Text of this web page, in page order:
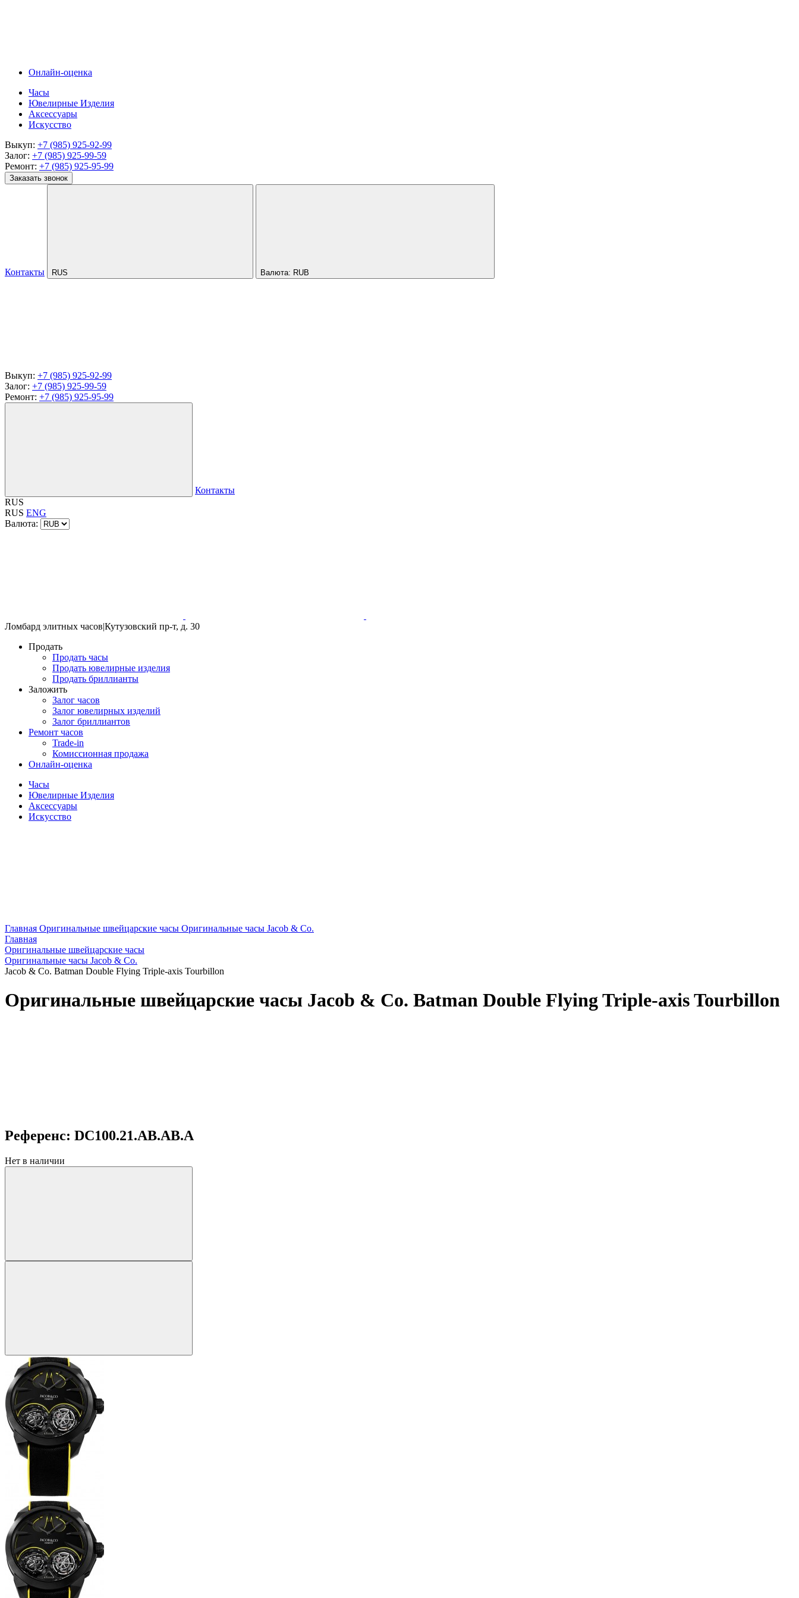
Онлайн-оценка
Часы
Ювелирные Изделия
Аксессуары
Искусство
Выкуп: +7 (985) 925-92-99
Залог: +7 (985) 925-99-59
Ремонт: +7 (985) 925-95-99
Заказать звонок
Контакты RUS Валюта: RUB
Выкуп: +7 (985) 925-92-99
Залог: +7 (985) 925-99-59
Ремонт: +7 (985) 925-95-99
Контакты
RUS
RUS ENG
Валюта:
Ломбард элитных часов|Кутузовский пр-т, д. 30
Продать
Продать часы
Продать ювелирные изделия
Продать бриллианты
Заложить
Залог часов
Залог ювелирных изделий
Залог бриллиантов
Ремонт часов
Trade-in
Комиссионная продажа
Онлайн-оценка
Часы
Ювелирные Изделия
Аксессуары
Искусство
Главная Оригинальные швейцарские часы Оригинальные часы Jacob & Co.
Главная
Оригинальные швейцарские часы
Оригинальные часы Jacob & Co.
Jacob & Co. Batman Double Flying Triple-axis Tourbillon
Оригинальные швейцарские часы Jacob & Co. Batman Double Flying Triple-axis Tourbillon
Референс: DC100.21.AB.AB.A
Нет в наличии